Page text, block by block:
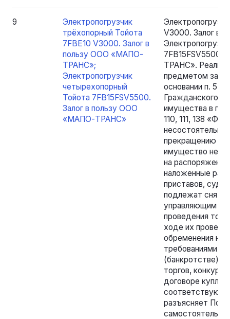
9
Электропогрузчик
трёхопорный Тойота
7FBE10 V3000. Залог в
пользу ООО «МАПО-
ТРАНС»;
Электропогрузчик
четырехопорный
Тойота 7FB15FSV5500.
Залог в пользу ООО
«МАПО-ТРАНС»
V3000. Залог в
7FB15FSV5500.
ТРАНС».
предметом
основании п. 5
Гражданского
имущества в
110, 111, 138
прекращению
имущество не
на
наложенные
приставов,
подлежат
управляющим в
проведения
ходе их
обременения не
требованиями ч.
(банкротстве)»,
торгов,
договоре купли-
разъясняет